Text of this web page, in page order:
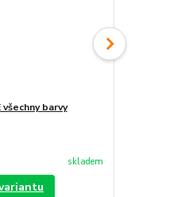
barvy
skladem